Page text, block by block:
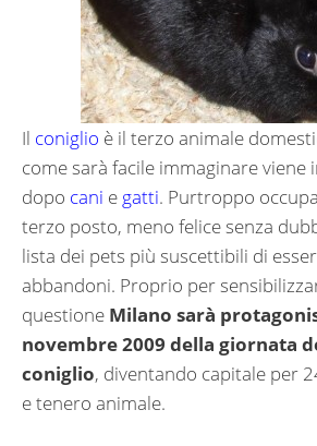
Il coniglio è il terzo animale
come sarà facile immaginare
dopo cani e gatti. Purtroppo
terzo posto, meno felice senza
lista dei pets più suscettibili di
abbandoni. Proprio per
questione Milano sarà
novembre 2009 della giornata
coniglio, diventando capitale per
e tenero animale.